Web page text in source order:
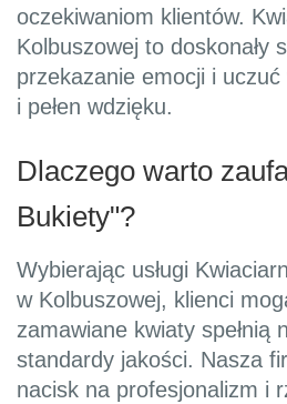
oczekiwaniom klientów.
Kolbuszowej to doskonały
przekazanie emocji i
i pełen wdzięku.
Dlaczego warto
Bukiety"?
Wybierając usługi
w Kolbuszowej, klienci
zamawiane kwiaty spełnią
standardy jakości. Nasza
nacisk na profesjonalizm i